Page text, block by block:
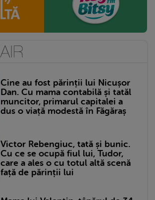
Cine au fost părinții lui Nicușor
Dan. Cu mama contabilă și tatăl
muncitor, primarul capitalei a
dus o viață modestă în Făgăraș
Victor Rebengiuc, tată și bunic.
Cu ce se ocupă fiul lui, Tudor,
care a ales o cu totul altă scenă
față de părinții lui